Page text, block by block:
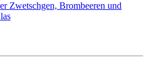
Zwetschgen, Brombeeren und